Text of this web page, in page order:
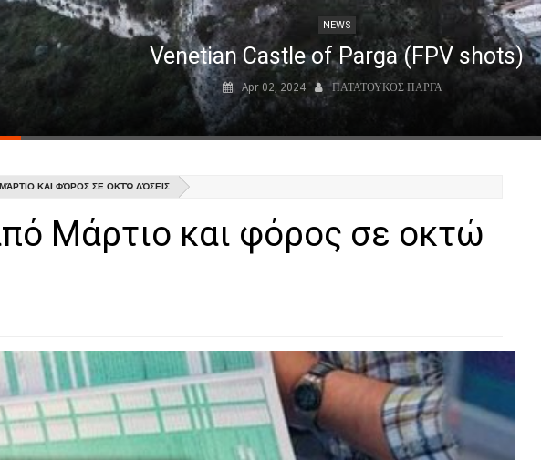
NEWS
Venetian Castle of Parga (FPV shots)
Apr 02, 2024 ΠΑΤΑΤΟΥΚΟΣ ΠΑΡΓΑ
ΚΑΙ ΦΌΡΟΣ ΣΕ ΟΚΤΏ ΔΌΣΕΙΣ
Μάρτιο και φόρος σε οκτώ